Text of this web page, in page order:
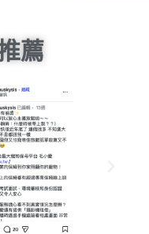
薦